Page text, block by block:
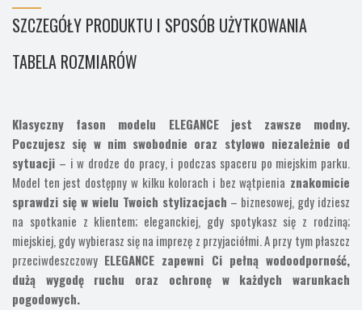
SZCZEGÓŁY PRODUKTU I SPOSÓB UŻYTKOWANIA
TABELA ROZMIARÓW
Klasyczny fason modelu ELEGANCE jest zawsze modny.
Poczujesz się w nim swobodnie oraz stylowo niezależnie od
sytuacji – i w drodze do pracy, i podczas spaceru po miejskim parku.
Model ten jest dostępny w kilku kolorach i bez wątpienia znakomicie
sprawdzi się w wielu Twoich stylizacjach – biznesowej, gdy idziesz
na spotkanie z klientem; eleganckiej, gdy spotykasz się z rodziną;
miejskiej, gdy wybierasz się na imprezę z przyjaciółmi. A przy tym płaszcz
przeciwdeszczowy ELEGANCE zapewni Ci pełną wodoodporność,
dużą wygodę ruchu oraz ochronę w każdych warunkach
pogodowych.